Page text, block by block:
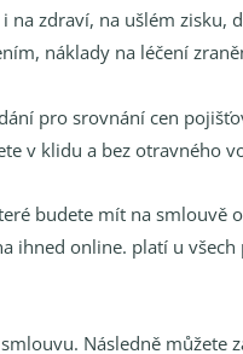
zdraví, na ušlém zisku,
náklady na léčení
pro srovnání cen
v klidu a bez otravného
budete mít na smlouvě
ihned online. platí u
Následně můžete